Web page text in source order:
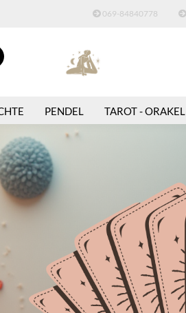
069-84840778
Suche...
PENDEL TAROT - ORAKEL